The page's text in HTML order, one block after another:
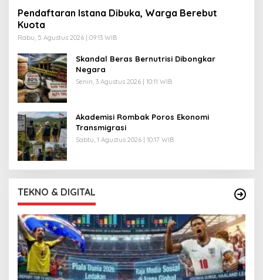
Pendaftaran Istana Dibuka, Warga Berebut
Kuota
Rabu, 5 Agustus 2026 | 09:13 WIB
Skandal Beras Bernutrisi Dibongkar
Negara
Senin, 3 Agustus 2026 | 10:11 WIB
Akademisi Rombak Poros Ekonomi
Transmigrasi
Sabtu, 1 Agustus 2026 | 10:17 WIB
TEKNO & DIGITAL